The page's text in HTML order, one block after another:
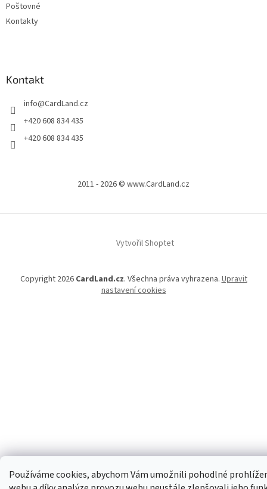
Používáme cookies, abychom Vám umožnili pohodlné
Poštovné
Kontakty
Kontakt
info@CardLand.cz
+420 608 834 435
+420 608 834 435
2011 - 2026 © www.CardLand.cz
Vytvořil Shoptet
Copyright 2026 CardLand.cz. Všechna práva vyhrazena.Upravit
nastavení cookies